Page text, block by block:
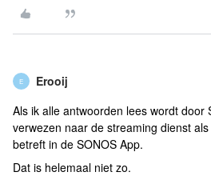
E Erooij
Als ik alle antwoorden lees wordt door
verwezen naar de streaming dienst
betreft in de SONOS App.
Dat is helemaal niet zo.